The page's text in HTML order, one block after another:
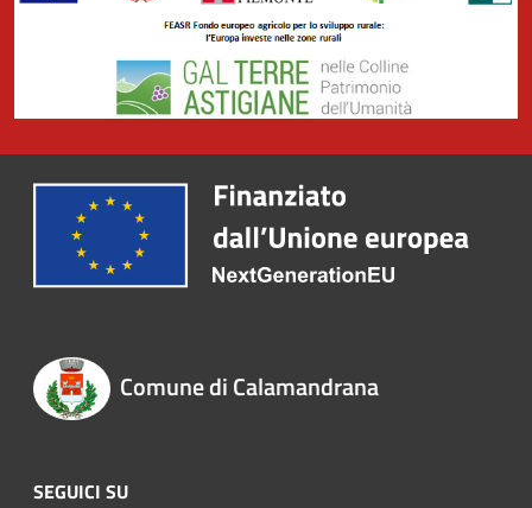
Comune di Calamandrana
SEGUICI SU